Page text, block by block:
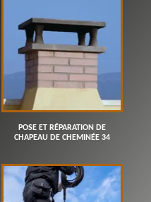
POSE ET RÉPARATION DE
CHAPEAU DE CHEMINÉE 34